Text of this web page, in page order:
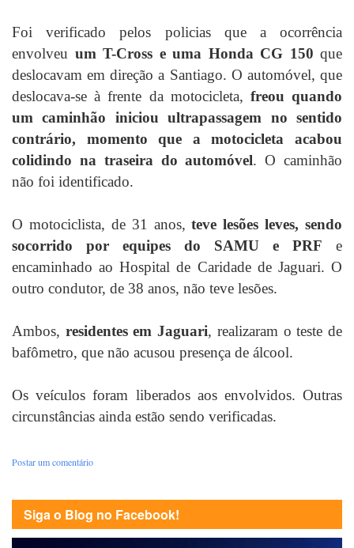
Foi verificado pelos policias que a ocorrência
envolveu um T-Cross e uma Honda CG 150 que
deslocavam em direção a Santiago. O automóvel, que
deslocava-se à frente da motocicleta, freou quando
um caminhão iniciou ultrapassagem no sentido
contrário, momento que a motocicleta acabou
colidindo na traseira do automóvel. O caminhão
não foi identificado.
O motociclista, de 31 anos, teve lesões leves, sendo
socorrido por equipes do SAMU e PRF e
encaminhado ao Hospital de Caridade de Jaguari. O
outro condutor, de 38 anos, não teve lesões.
Ambos, residentes em Jaguari, realizaram o teste de
bafômetro, que não acusou presença de álcool.
Os veículos foram liberados aos envolvidos. Outras
circunstâncias ainda estão sendo verificadas.
Postar um comentário
Siga o Blog no Facebook!